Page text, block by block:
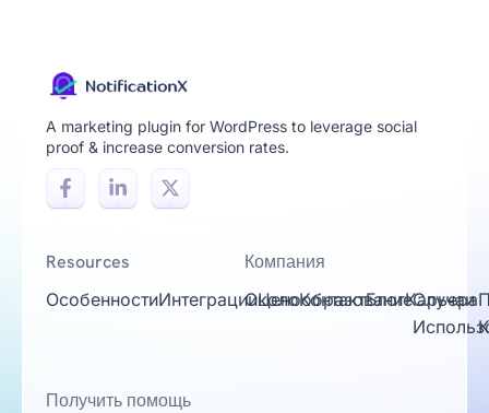
A marketing plugin for WordPress to leverage social
proof & increase conversion rates.
Resources
ОсобенностиИнтеграцииЦенообразованиеСлучаи
Компания
ОколоКонтактБлогКарьера
Получить помощь